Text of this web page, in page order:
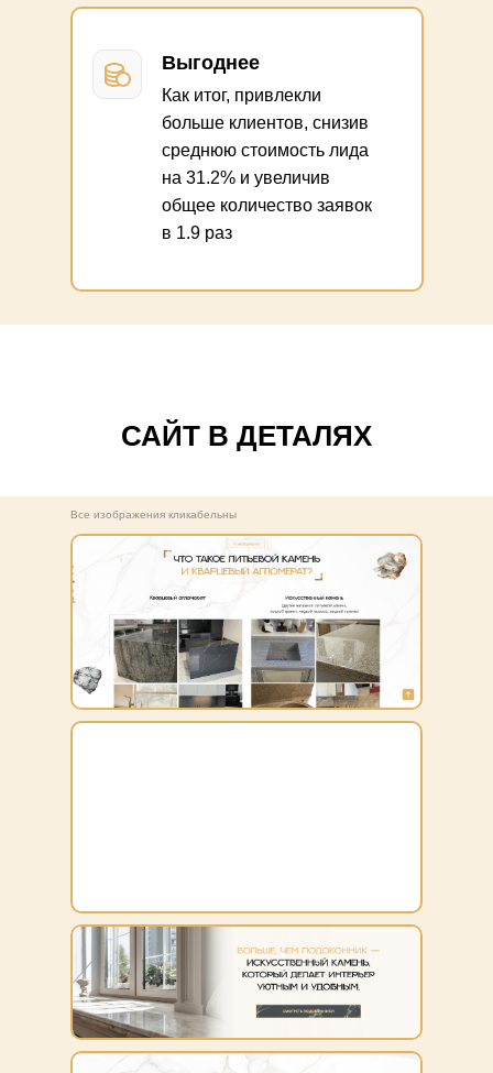
Выгоднее
Как итог, привлекли
больше клиентов, снизив
среднюю стоимость лида
на 31.2% и увеличив
общее количество заявок
в 1.9 раз
САЙТ В ДЕТАЛЯХ
Все изображения кликабельны